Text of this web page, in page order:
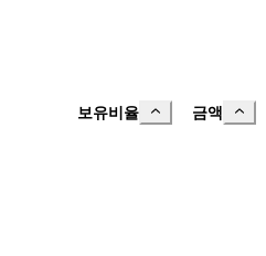
보유비율 금액